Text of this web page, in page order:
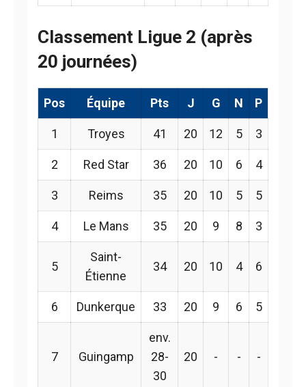
Classement Ligue 2 (après
20 journées)
Pos Équipe Pts J G N P
1 Troyes 41 20 12 5 3
2 Red Star 36 20 10 6 4
3 Reims 35 20 10 5 5
4 Le Mans 35 20 9 8 3
5
Saint-
Étienne
34 20 10 4 6
6 Dunkerque 33 20 9 6 5
7 Guingamp
env.
28-
30
20 - - -